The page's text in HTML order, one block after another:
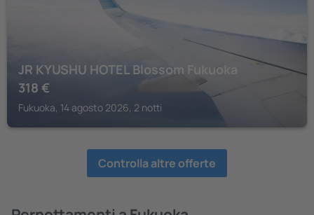
JR KYUSHU HOTEL Blossom Fukuoka
318 €
Fukuoka, 14 agosto 2026, 2 notti
Controlla altre offerte